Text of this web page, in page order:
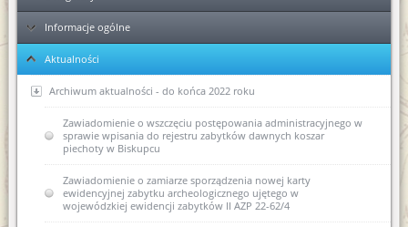
Ełk
Elbląg
Informacje ogólne
KPA - sposób postępowania podczas przyjmowania dokumentów
Ponowne wykorzystanie informacji publicznej
Kolejność rozpatrywania spraw
Skargi i wnioski
Regulaminy Urzędu
Regulamin Organizacyjny WUOZ w Olsztynie
Majątek
Aktualności
Archiwum aktualności - do końca 2022 roku
Zawiadomienie o wszczęciu postępowania administracyjnego w
sprawie wpisania do rejestru zabytków dawnych koszar
piechoty w Biskupcu
Zawiadomienie o zamiarze sporządzenia nowej karty
ewidencyjnej zabytku archeologicznego ujętego w
wojewódzkiej ewidencji zabytków II AZP 22-62/4